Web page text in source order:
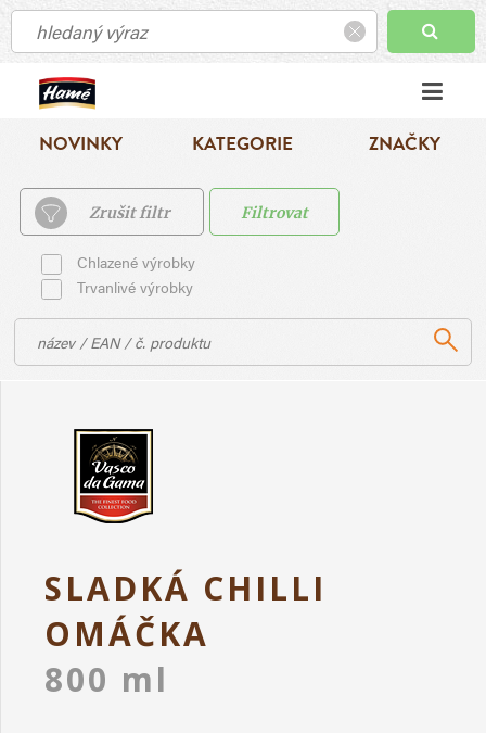
NOVINKY KATEGORIE ZNAČKY
Zrušit filtr Filtrovat
Chlazené výrobky
Trvanlivé výrobky
SLADKÁ CHILLI
OMÁČKA
800 ml